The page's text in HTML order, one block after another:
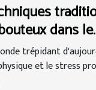
dans le
des
et
trépidant
et le stress